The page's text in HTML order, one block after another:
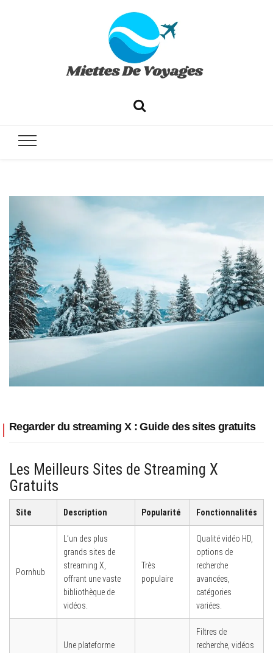
Regarder du streaming X : Guide des sites gratuits
Les Meilleurs Sites de Streaming X
Gratuits
Site Description Popularité Fonctionnalités
Pornhub
L’un des plus
grands sites de
streaming X,
offrant une vaste
bibliothèque de
vidéos.
Très
populaire
Qualité vidéo HD,
options de
recherche
avancées,
catégories
variées.
Une plateforme
Filtres de
recherche, vidéos